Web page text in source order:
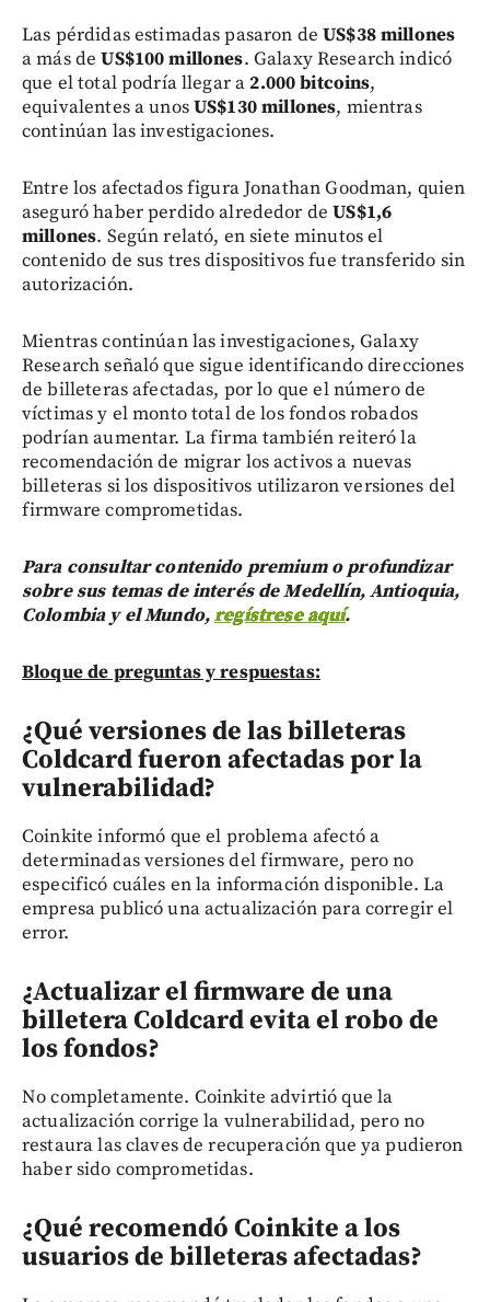
Las pérdidas estimadas pasaron deUS$38 millones
a más deUS$100 millones. Galaxy Research indicó
que el total podría llegar a2.000 bitcoins,
equivalentes a unosUS$130 millones, mientras
continúan las investigaciones.
Entre los afectados figura Jonathan Goodman, quien
aseguró haber perdido alrededor deUS$1,6
millones. Según relató, en siete minutos el
contenido de sus tres dispositivos fue transferido sin
autorización.
Mientras continúan las investigaciones, Galaxy
Research señaló que sigue identificando direcciones
de billeteras afectadas, por lo que el número de
víctimas y el monto total de los fondos robados
podrían aumentar. La firma también reiteró la
recomendación de migrar los activos a nuevas
billeteras si los dispositivos utilizaron versiones del
firmware comprometidas.
Para consultar contenido premium o profundizar
sobre sus temas de interés de Medellín, Antioquia,
Colombia y el Mundo,regístrese aquí.
Bloque de preguntas y respuestas:
¿Qué versiones de las billeteras
Coldcard fueron afectadas por la
vulnerabilidad?
Coinkite informó que el problema afectó a
determinadas versiones del firmware, pero no
especificó cuáles en la información disponible. La
empresa publicó una actualización para corregir el
error.
¿Actualizar el firmware de una
billetera Coldcard evita el robo de
los fondos?
No completamente. Coinkite advirtió que la
actualización corrige la vulnerabilidad, pero no
restaura las claves de recuperación que ya pudieron
haber sido comprometidas.
¿Qué recomendó Coinkite a los
usuarios de billeteras afectadas?